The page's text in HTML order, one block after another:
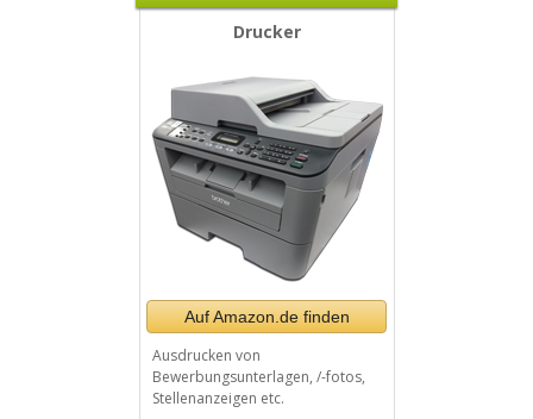
Drucker
Auf Amazon.de finden
Ausdrucken von
Bewerbungsunterlagen, /-fotos,
Stellenanzeigen etc.